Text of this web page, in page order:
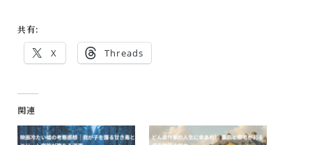
共有:
X Threads
関連